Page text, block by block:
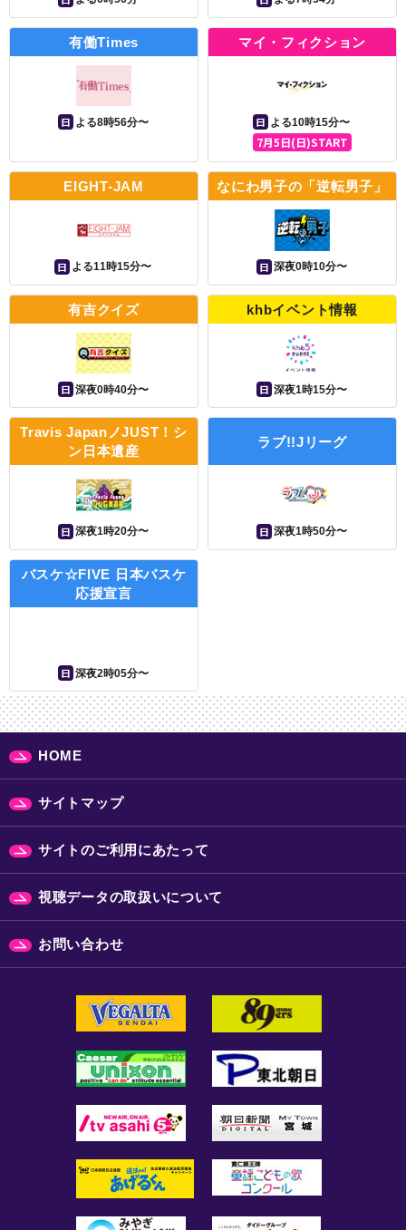
有働Times
日 よる8時56分〜
マイ・フィクション
日 よる10時15分〜
7月5日(日)START
EIGHT-JAM
日 よる11時15分〜
なにわ男子の「逆転男子」
日 深夜0時10分〜
有吉クイズ
日 深夜0時40分〜
khbイベント情報
日 深夜1時15分〜
Travis JapanノJUST！シ
ン日本遺産
日 深夜1時20分〜
ラブ!!Jリーグ
日 深夜1時50分〜
バスケ☆FIVE 日本バスケ
応援宣言
日 深夜2時05分〜
HOME
サイトマップ
サイトのご利用にあたって
視聴データの取扱いについて
お問い合わせ